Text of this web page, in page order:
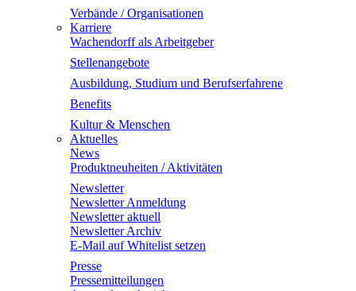
Verbände / Organisationen
Karriere
Wachendorff als Arbeitgeber
Stellenangebote
Ausbildung, Studium und Berufserfahrene
Benefits
Kultur & Menschen
Aktuelles
News
Produktneuheiten / Aktivitäten
Newsletter
Newsletter Anmeldung
Newsletter aktuell
Newsletter Archiv
E-Mail auf Whitelist setzen
Presse
Pressemitteilungen